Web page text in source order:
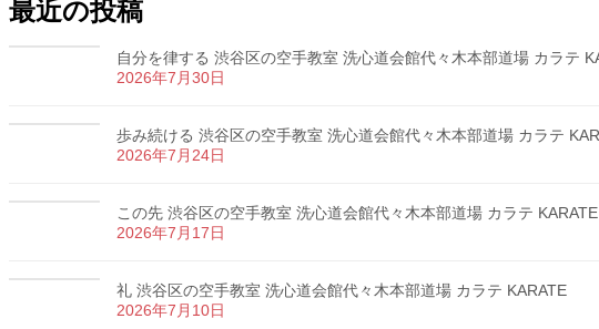
最近の投稿
自分を律する 渋谷区の空手教室 洗心道会館代々木本部道場 カラテ
2026年7月30日
歩み続ける 渋谷区の空手教室 洗心道会館代々木本部道場 カラテ
2026年7月24日
この先 渋谷区の空手教室 洗心道会館代々木本部道場 カラテ KARATE
2026年7月17日
礼 渋谷区の空手教室 洗心道会館代々木本部道場 カラテ KARATE
2026年7月10日